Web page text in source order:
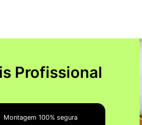
Profissional
Montagem 100% segura